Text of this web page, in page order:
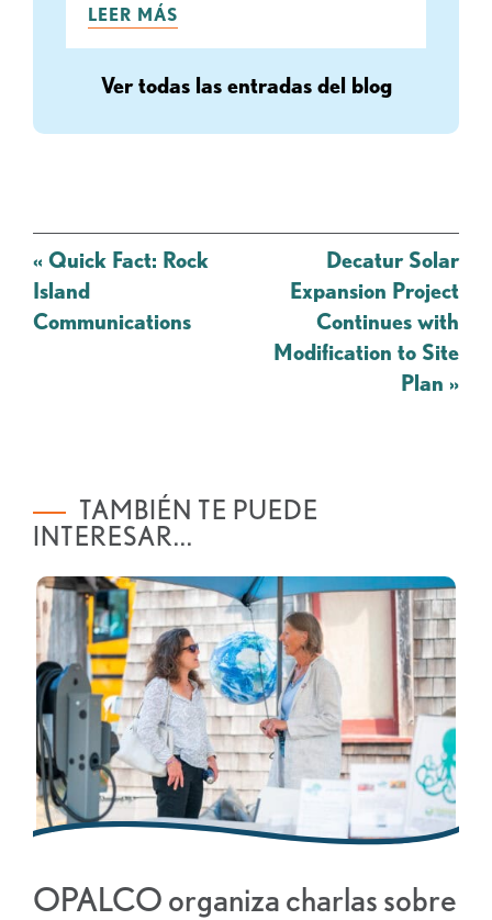
LEER MÁS
Ver todas las entradas del blog
Mensaje
de
navegación
« Quick Fact: Rock
Island
Communications
Decatur Solar
Expansion Project
Continues with
Modification to Site
Plan »
TAMBIÉN TE PUEDE
INTERESAR...
OPALCO organiza charlas sobre